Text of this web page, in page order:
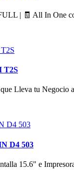
| 🧾 All In One
T2S
Lleva tu Negocio
D4 503
15.6" e